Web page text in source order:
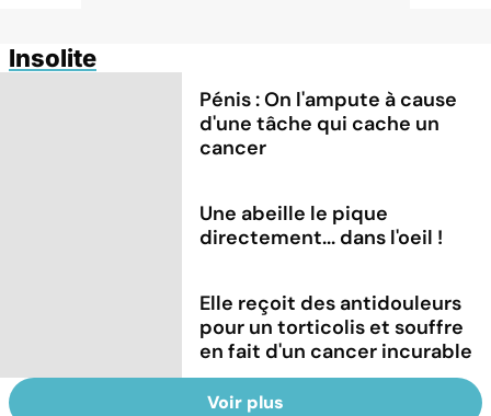
Insolite
Pénis : On l'ampute à cause
d'une tâche qui cache un
cancer
Une abeille le pique
directement... dans l'oeil !
Elle reçoit des antidouleurs
pour un torticolis et souffre
en fait d'un cancer incurable
Voir plus